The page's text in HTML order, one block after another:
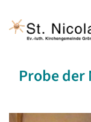
Probe der